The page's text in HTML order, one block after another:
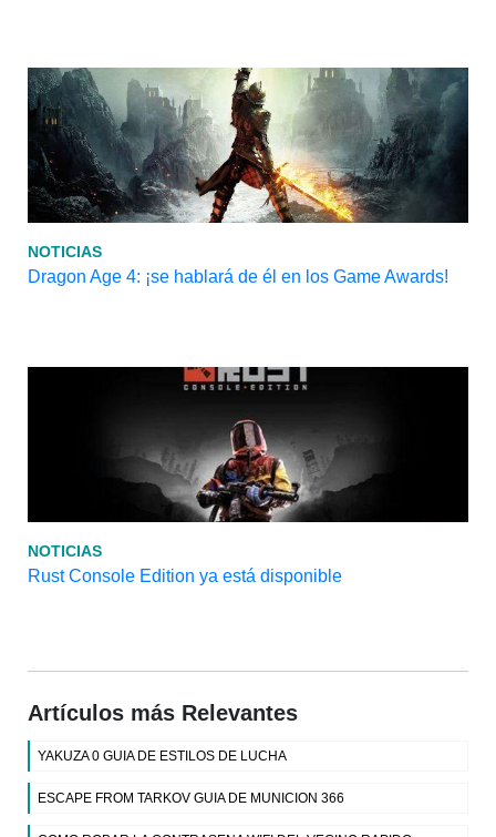
NOTICIAS
Dragon Age 4: ¡se hablará de él en los Game Awards!
NOTICIAS
Rust Console Edition ya está disponible
Artículos más Relevantes
YAKUZA 0 GUIA DE ESTILOS DE LUCHA
ESCAPE FROM TARKOV GUIA DE MUNICION 366